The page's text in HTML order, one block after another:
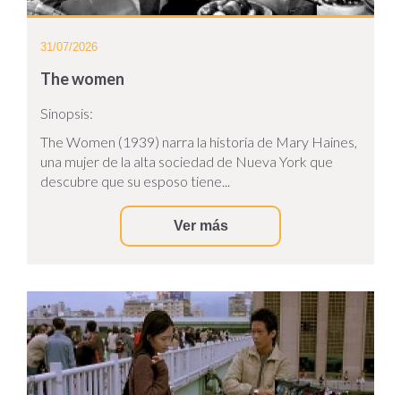
31/07/2026
The women
Sinopsis:
The Women (1939) narra la historia de Mary Haines,
una mujer de la alta sociedad de Nueva York que
descubre que su esposo tiene...
Ver más